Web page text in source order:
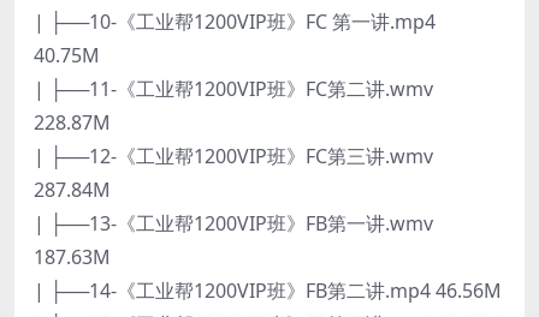
| ├──10-《工业帮1200VIP班》FC 第一讲.mp4
40.75M
| ├──11-《工业帮1200VIP班》FC第二讲.wmv
228.87M
| ├──12-《工业帮1200VIP班》FC第三讲.wmv
287.84M
| ├──13-《工业帮1200VIP班》FB第一讲.wmv
187.63M
| ├──14-《工业帮1200VIP班》FB第二讲.mp4 46.56M